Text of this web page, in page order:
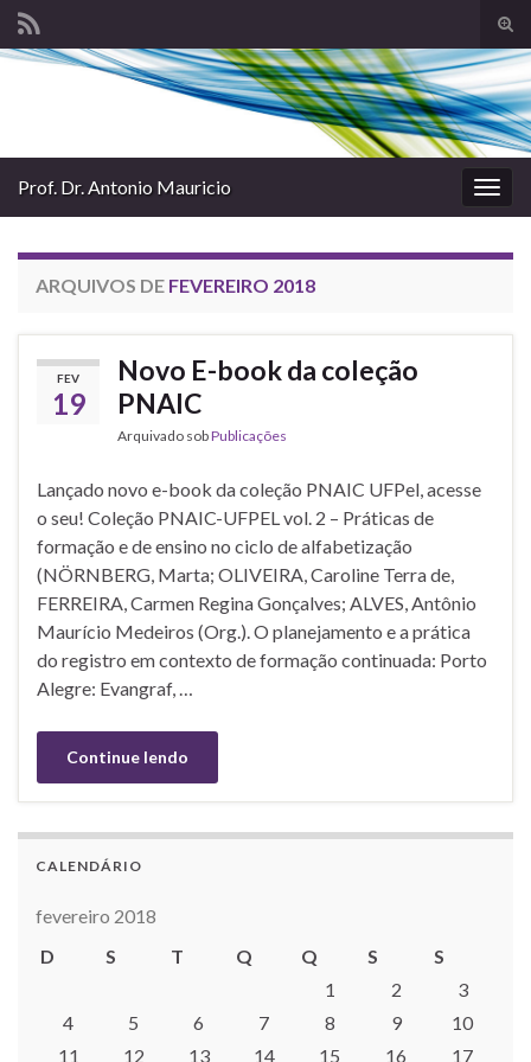
de
Search for:
Prof. Dr. Antonio Mauricio
ARQUIVOS DE FEVEREIRO 2018
FEV
19
Novo E-book da coleção
PNAIC
Arquivado sobPublicações
Lançado novo e-book da coleção PNAIC UFPel, acesse
o seu! Coleção PNAIC-UFPEL vol. 2 – Práticas de
formação e de ensino no ciclo de alfabetização
(NÖRNBERG, Marta; OLIVEIRA, Caroline Terra de,
FERREIRA, Carmen Regina Gonçalves; ALVES, Antônio
Maurício Medeiros (Org.). O planejamento e a prática
do registro em contexto de formação continuada: Porto
Alegre: Evangraf, …
Continue lendo
CALENDÁRIO
fevereiro 2018
D
S T Q Q S
S
1
2
3
4
5 6 7 8 9
10
11
12 13 14 15 16 17